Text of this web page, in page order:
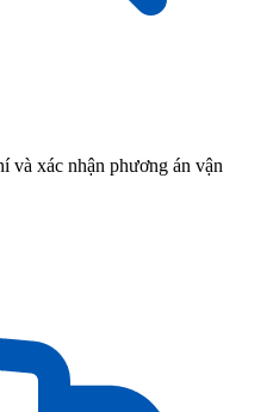
và xác nhận phương án vận